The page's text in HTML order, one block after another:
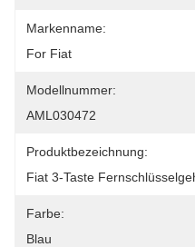
Markenname:
For Fiat
Modellnummer:
AML030472
Produktbezeichnung:
Fiat 3-Taste
Farbe:
Blau